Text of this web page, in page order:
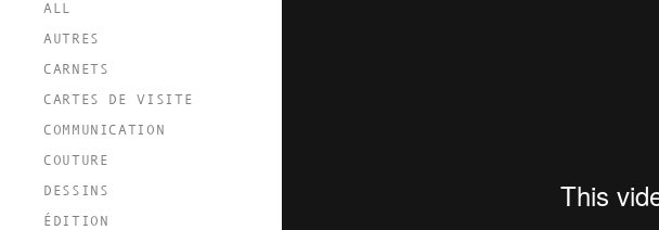
ALL
AUTRES
CARNETS
CARTES DE VISITE
COMMUNICATION
COUTURE
DESSINS
ÉDITION